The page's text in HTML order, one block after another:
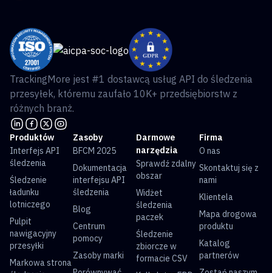
TrackingMore jest #1 dostawcą usług API do śledzenia
przesyłek, któremu zaufało 10K+ przedsiębiorstw z
różnych branż.
Produktów
Interfejs API
śledzenia
Śledzenie
ładunku
lotniczego
Pulpit
nawigacyjny
przesyłki
Markowa strona
Zasoby
BFCM 2025
Dokumentacja
interfejsu API
śledzenia
Blog
Centrum
pomocy
Zasoby marki
Darmowe
narzędzia
Sprawdź zdalny
obszar
Widżet
śledzenia
paczek
Śledzenie
zbiorcze w
formacie CSV
Firma
O nas
Skontaktuj się z
nami
Klientela
Mapa drogowa
produktu
Katalog
partnerów